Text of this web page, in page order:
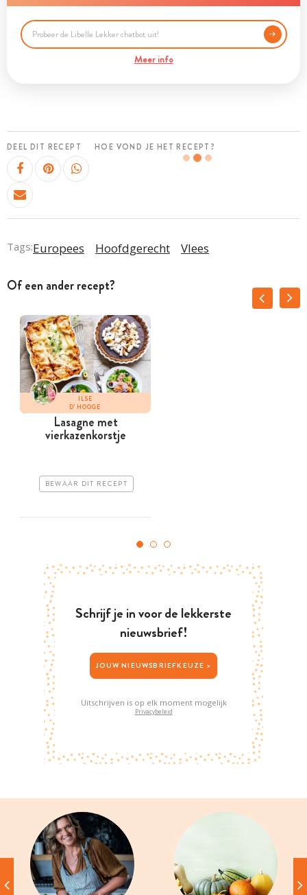
Meer info
DEEL DIT RECEPT HOE VOND JE HET RECEPT?
Tags:Europees Hoofdgerecht Vlees
Of een ander recept?
ILSE
D'HOOGE
Lasagne met
vierkazenkorstje
BEWAAR DIT RECEPT
Schrijf je in voor de lekkerste
nieuwsbrief!
JOUW NIEUWSBRIEFKEUZE >
Uitschrijven is op elk moment mogelijk
Privacybeleid